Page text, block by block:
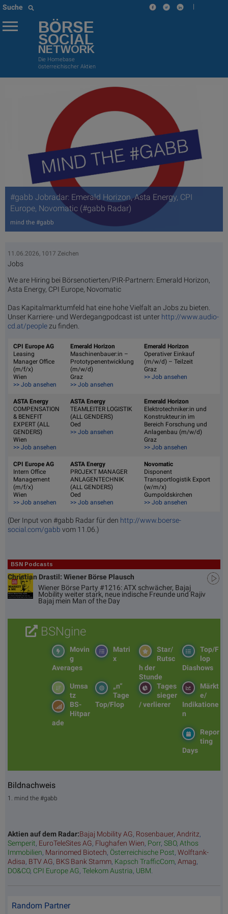
Suche |
BÖRSE
SOCIAL
NETWORK
Die Homebase
österreichischer Aktien
#gabb Jobradar: Emerald Horizon, Asta Energy, CPI
Europe, Novomatic (#gabb Radar)
mind the #gabb
11.06.2026, 1017 Zeichen
Jobs
We are Hiring bei Börsenotierten/PIR-Partnern: Emerald Horizon,
Asta Energy, CPI Europe, Novomatic
Das Kapitalmarktumfeld hat eine hohe Vielfalt an Jobs zu bieten.
Unser Karriere- und Werdegangpodcast ist unter http://www.audio-
cd.at/people zu finden.
CPI Europe AG
Leasing
Manager Office
(m/f/x)
Wien
>> Job ansehen
Emerald Horizon
Maschinenbauer:in –
Prototypenentwicklung
(m/w/d)
Graz
>> Job ansehen
Emerald Horizon
Operativer Einkauf
(m/w/d) – Teilzeit
Graz
>> Job ansehen
ASTA Energy
COMPENSATION
& BENEFIT
EXPERT (ALL
GENDERS)
Wien
>> Job ansehen
ASTA Energy
TEAMLEITER LOGISTIK
(ALL GENDERS)
Oed
>> Job ansehen
Emerald Horizon
Elektrotechniker:in und
Konstrukteur:in im
Bereich Forschung und
Anlagenbau (m/w/d)
Graz
>> Job ansehen
CPI Europe AG
Intern Office
Management
(m/f/x)
Wien
>> Job ansehen
ASTA Energy
PROJEKT MANAGER
ANLAGENTECHNIK
(ALL GENDERS)
Oed
>> Job ansehen
Novomatic
Disponent
Transportlogistik Export
(w/m/x)
Gumpoldskirchen
>> Job ansehen
(Der Input von #gabb Radar für den http://www.boerse-
social.com/gabb vom 11.06.)
BSN Podcasts
Christian Drastil: Wiener Börse Plausch
Wiener Börse Party #1216: ATX schwächer, Bajaj
Mobility weiter stark, neue indische Freunde und Rajiv
Bajaj mein Man of the Day
BSNgine
Top/F
lop
Diashows
Star/
Rutsc
h der
Stunde
Matri
x
Movin
g
Averages
Märkt
e/
Indikatione
n
Tages
sieger
/ verlierer
„n“
Tage
Top/Flop
Umsa
tz
BS-
Hitpar
ade
Repor
ting
Days
Bildnachweis
1. mind the #gabb
Aktien auf dem Radar:Bajaj Mobility AG, Rosenbauer, Andritz,
Semperit, EuroTeleSites AG, Flughafen Wien, Porr, SBO, Athos
Immobilien, Marinomed Biotech, Österreichische Post, Wolftank-
Adisa, BTV AG, BKS Bank Stamm, Kapsch TrafficCom, Amag,
DO&CO, CPI Europe AG, Telekom Austria, UBM.
Random Partner